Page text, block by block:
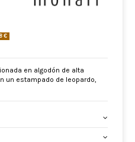
€
en algodón de alta
un estampado de leopardo,